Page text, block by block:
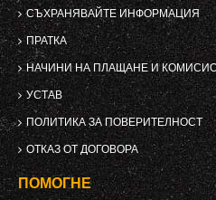
СЪХРАНЯВАЙТЕ ИНФОРМАЦИЯ
ПРАТКА
НАЧИНИ НА ПЛАЩАНЕ И
УСТАВ
ПОЛИТИКА ЗА ПОВЕРИТЕЛНОСТ
ОТКАЗ ОТ ДОГОВОРА
ПОМОГНЕ